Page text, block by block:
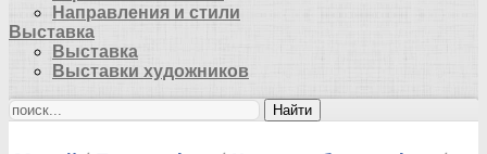
Направления и стили
Выставка
Выставка
Выставки художников
Найти